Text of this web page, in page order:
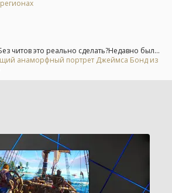
читов это реально сделать?Недавно был...
анаморфный портрет Джеймса Бонд из